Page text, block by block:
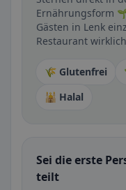
Ernährungsform
Gästen in Lenk
Restaurant
🌾 Glutenfrei
🕌 Halal
Sei die erste
teilt